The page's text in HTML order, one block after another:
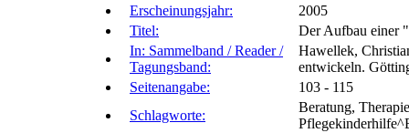
Erscheinungsjahr:
2005
Titel:
Der Aufbau einer
In: Sammelband / Reader /
Tagungsband:
Hawellek,
entwickeln.
Seitenangabe:
103 - 115
Schlagworte:
Beratung,